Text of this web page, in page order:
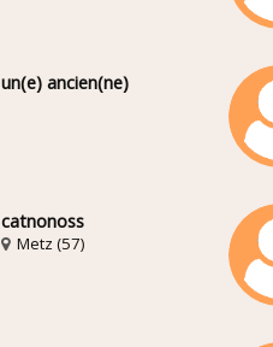
un(e) ancien(ne)
catnonoss
Metz (57)